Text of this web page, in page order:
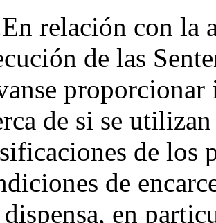
relación con la
de las
de si se
de los
de
dispensa, en